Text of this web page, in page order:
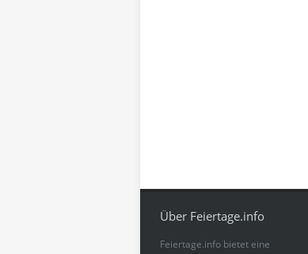
Über Feiertage.info
Feiertage.info bietet eine